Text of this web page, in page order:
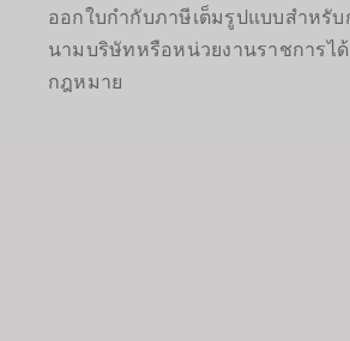
ออกใบกำกับภาษีเต็มรูปแบบสำหรับ
นามบริษัทหรือหน่วยงานราชการไ
กฎหมาย